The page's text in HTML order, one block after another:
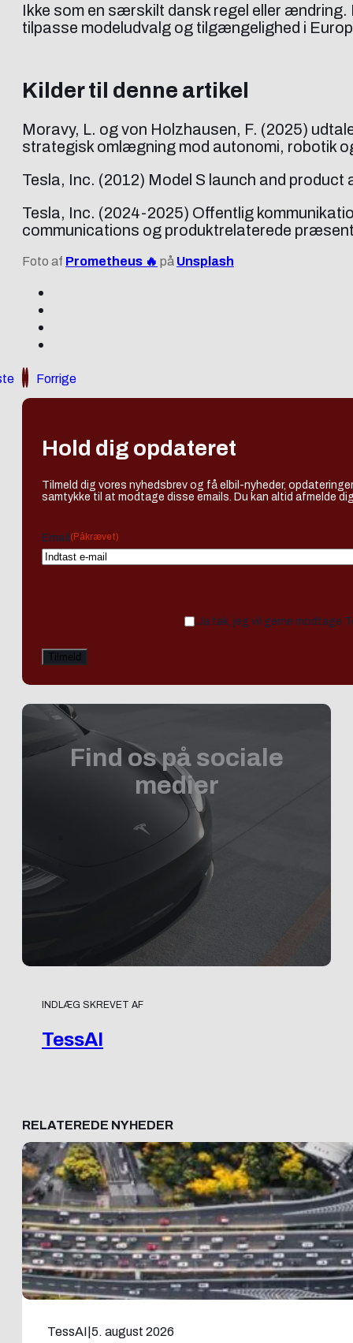
Ikke som en særskilt dansk regel eller
tilpasse modeludvalg og tilgængelighed i
Kilder til denne artikel
Moravy, L. og von Holzhausen, F. (2025)
strategisk omlægning mod autonomi, robotik
Tesla, Inc. (2012) Model S launch and
Tesla, Inc. (2024-2025) Offentlig
communications og produktrelaterede
Foto af Prometheus 🔥 på Unsplash
Forrige
Hold dig opdateret
Tilmeld dig vores nyhedsbrev og få elbil-nyheder,
samtykke til at modtage disse emails. Du kan altid afmelde
Email (Påkrævet)
Ja tak, jeg vil gerne modtage
Find os på sociale
medier
INDLÆG SKREVET AF
TessAI
RELATEREDE NYHEDER
TessAI 5. august 2026